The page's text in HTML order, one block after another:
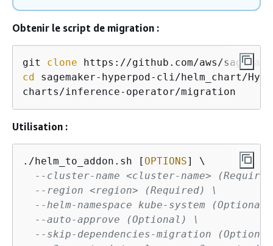
Obtenir le script de migration :
git clone
cd sagemaker-hyperpod-cli/helm_chart/
charts/inference-operator/migration
Utilisation :
./helm_to_addon.sh [ OPTIONS] \
--cluster-name <cluster-name>
--region <region> (Required) \
--helm-namespace kube-system
--auto-approve (Optional) \
--skip-dependencies-migration